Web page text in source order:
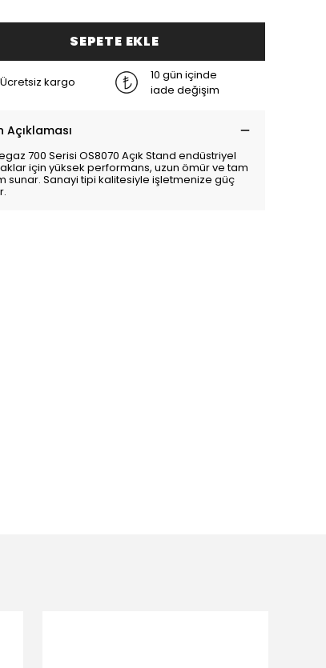
SEPETE EKLE
Ücretsiz kargo
10 gün içinde
iade değişim
Açıklaması
700 Serisi OS8070 Açık Stand endüstriyel
için yüksek performans, uzun ömür ve tam
sunar. Sanayi tipi kalitesiyle işletmenize güç